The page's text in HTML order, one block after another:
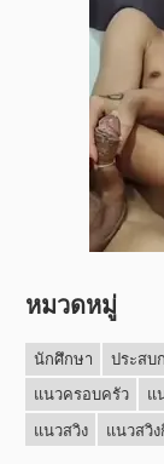
หมวดหมู่
นักศึกษา ประสบ
แนวครอบครัว
แ
แนวสวิง
แนวสวิง